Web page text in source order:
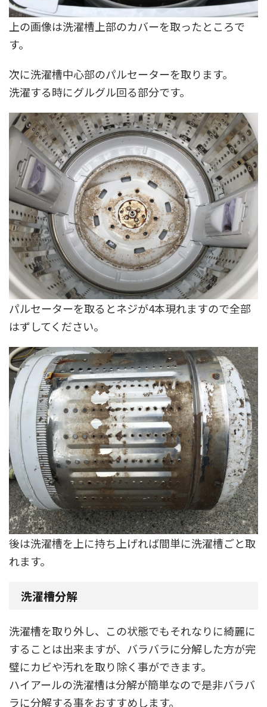
上の画像は洗濯槽上部のカバーを取ったところで
す。
次に洗濯槽中心部のパルセーターを取ります。
洗濯する時にグルグル回る部分です。
パルセーターを取るとネジが4本現れますので全部
はずしてください。
後は洗濯槽を上に持ち上げれば間単に洗濯槽ごと取
れます。
洗濯槽分解
洗濯槽を取り外し、この状態でもそれなりに綺麗に
することは出来ますが、バラバラに分解した方が完
璧にカビや汚れを取り除く事ができます。
ハイアールの洗濯槽は分解が簡単なので是非バラバ
ラに分解する事をおすすめします。